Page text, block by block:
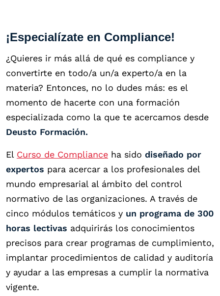
¡Especialízate en Compliance!
¿Quieres ir más allá de qué es compliance y
convertirte en todo/a un/a experto/a en la
materia? Entonces, no lo dudes más: es el
momento de hacerte con una formación
especializada como la que te acercamos desde
Deusto Formación.
El Curso de Compliance ha sido diseñado por
expertos para acercar a los profesionales del
mundo empresarial al ámbito del control
normativo de las organizaciones. A través de
cinco módulos temáticos y un programa de 300
horas lectivas adquirirás los conocimientos
precisos para crear programas de cumplimiento,
implantar procedimientos de calidad y auditoría
y ayudar a las empresas a cumplir la normativa
vigente.